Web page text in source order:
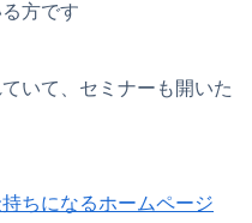
方です
いて、セミナーも開いた
ちになるホームページ